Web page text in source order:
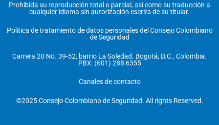
Prohibida su reproducción total o parcial, así como su traducción a
cualquier idioma sin autorización escrita de su titular.
Política de tratamiento de datos personales del Consejo Colombiano
de Seguridad
Carrera 20 No. 39-52, barrio La Soledad. Bogotá, D.C., Colombia.
PBX: (601) 288 6355
Canales de contacto
©2025 Consejo Colombiano de Seguridad. All rights Reserved.